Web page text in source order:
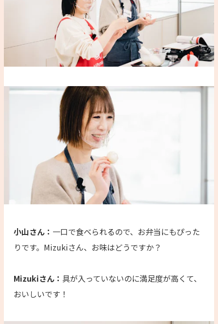
小山さん： 一口で食べられるので、お弁当にもぴった
りです。Mizukiさん、お味はどうですか？
Mizukiさん： 具が入っていないのに満足度が高くて、
おいしいです！